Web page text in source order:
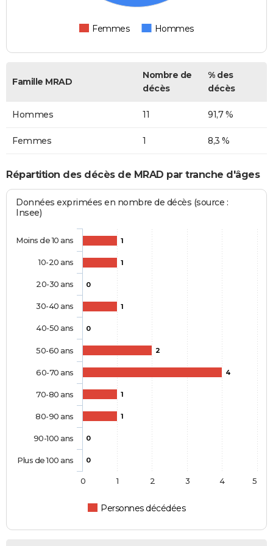
Femmes Hommes
Famille MRAD
Nombre de
décès
% des
décès
Hommes 11 91,7 %
Femmes 1 8,3 %
Répartition des décès de MRAD par tranche d'âges
Données exprimées en nombre de décès (source :
Insee)
1
1
0
1
0
2
4
1
1
0
0
Personnes décédées
Moins de 10 ans
10-20 ans
20-30 ans
30-40 ans
40-50 ans
50-60 ans
60-70 ans
70-80 ans
80-90 ans
90-100 ans
Plus de 100 ans
0 1 2 3 4 5